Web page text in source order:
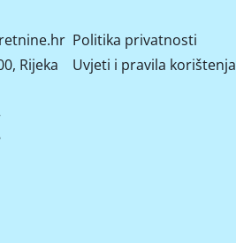
Rijeka
Politika privatnosti
Uvjeti i pravila korištenja